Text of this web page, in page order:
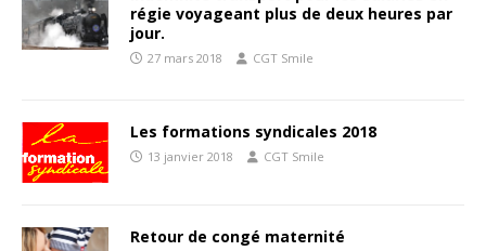
régie voyageant plus de deux heures par
jour.
27 mars 2018 CGT Smile
Les formations syndicales 2018
13 janvier 2018 CGT Smile
Retour de congé maternité